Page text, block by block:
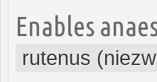
Enables
rutenus